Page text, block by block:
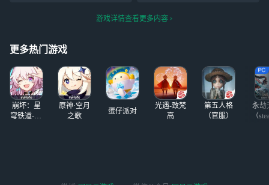
包 还送大波畅玩
时长助力公测！
段 ，第二个阶段
才打1/3血就已经
边一条给踹死了，
，666我一个大招
最高才135万
前瞻特别节目已圆
满收官，除了带来
公测版本内容首
曝、公测福利活
动、下半年重点IP
游戏详情查看更多内容
更多热门游戏
崩坏：星
穹铁道-4.4
原神·空月
之歌
蛋仔派对
光遇-致梵
高
第五人格
（官服）
永劫
（